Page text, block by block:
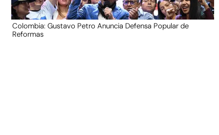
Colombia: Gustavo Petro Anuncia Defensa Popular de
Reformas